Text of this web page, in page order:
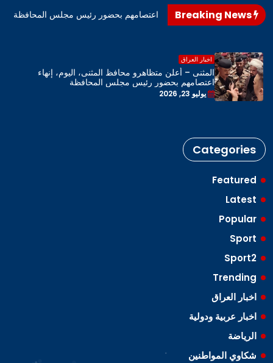
محافظ المثنى، اليوم، إنهاء اعتصامهم بحضور رئيس مجلس المحافظة
اخبار العراق
المثنى – أعلن متظاهرو محافظ المثنى، اليوم، إنهاء
اعتصامهم بحضور رئيس مجلس المحافظة
يوليو 23, 2026
Categories
Featured
Latest
Popular
Sport
Sport2
Trending
اخبار العراق
اخبار عربية ودولية
الرياضة
شكاوي المواطنين